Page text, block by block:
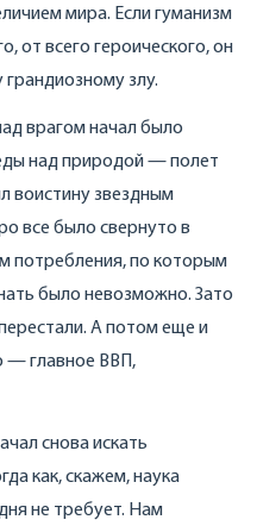
мира. Если гуманизм
от всего героического, он
злу.
врагом начал было
над природой — полет
воистину звездным
все было свернуто в
потребления, по которым
было невозможно. Зато
А потом еще и
— главное ВВП,
снова искать
как, скажем, наука
не требует. Нам